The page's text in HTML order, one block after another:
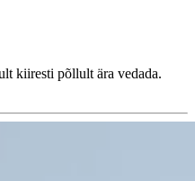
kiiresti põllult ära vedada.